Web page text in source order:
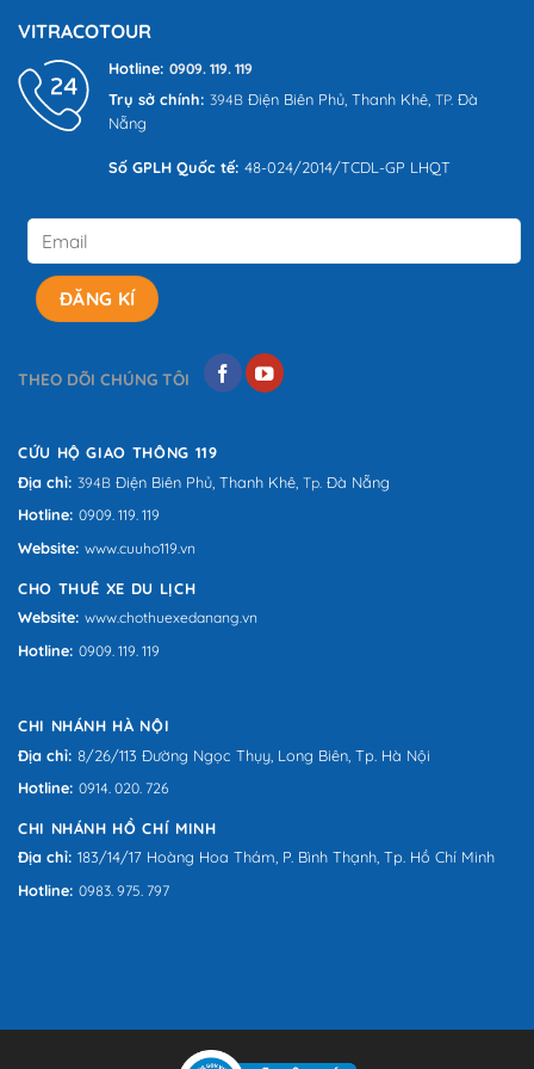
VITRACOTOUR
Hotline: 0909. 119. 119
Trụ sở chính: 394B Điện Biên Phủ, Thanh Khê, TP. Đà
Nẵng
Số GPLH Quốc tế: 48-024/2014/TCDL-GP LHQT
THEO DÕI CHÚNG TÔI
CỨU HỘ GIAO THÔNG 119
Địa chỉ: 394B Điện Biên Phủ, Thanh Khê, Tp. Đà Nẵng
Hotline: 0909. 119. 119
Website: www.cuuho119.vn
CHO THUÊ XE DU LỊCH
Website: www.chothuexedanang.vn
Hotline: 0909. 119. 119
CHI NHÁNH HÀ NỘI
Địa chỉ: 8/26/113 Đường Ngọc Thụy, Long Biên, Tp. Hà Nội
Hotline: 0914. 020. 726
CHI NHÁNH HỒ CHÍ MINH
Địa chỉ: 183/14/17 Hoàng Hoa Thám, P. Bình Thạnh, Tp. Hồ Chí Minh
Hotline: 0983. 975. 797